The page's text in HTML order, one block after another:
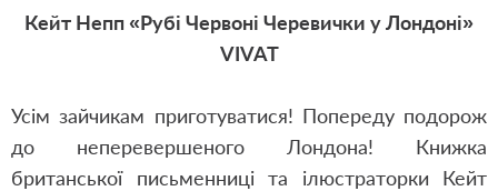
Кейт Непп «Рубі Червоні Черевички у Лондоні»
VIVAT
Усім зайчикам приготуватися! Попереду подорож
до неперевершеного Лондона! Книжка
британської письменниці та ілюстраторки Кейт